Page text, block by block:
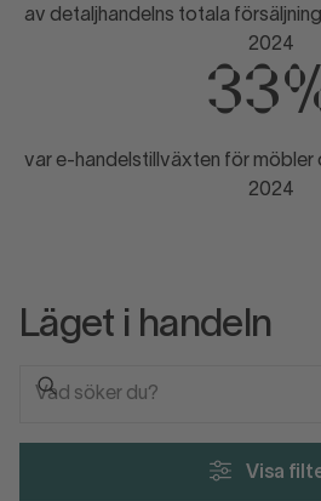
av detaljhandelns totala
2024
var e-handelstillväxten för möbler
2024
Läget i handeln
Visa